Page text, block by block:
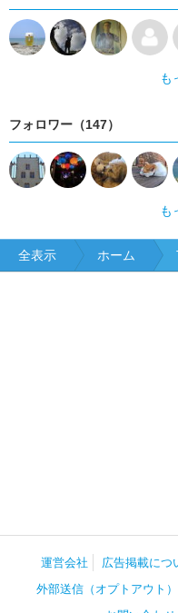
も
フォロワー（147）
も
全表示 ホーム
運営会社 広告掲載につ
外部送信（オプトアウト）